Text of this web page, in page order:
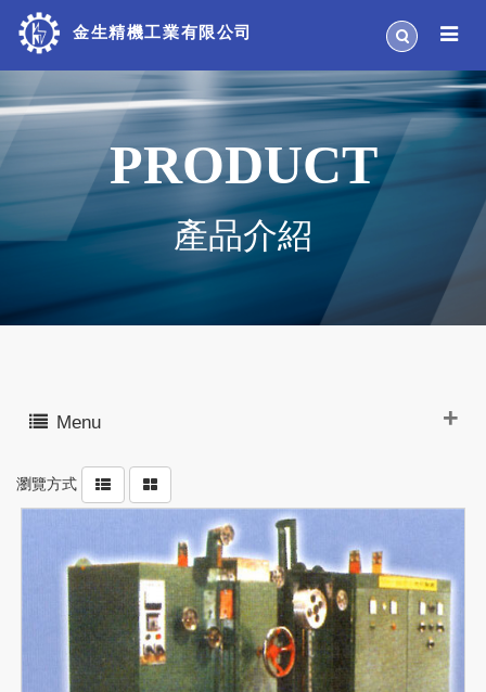
金生精機工業有限公司
PRODUCT
產品介紹
Menu
瀏覽方式